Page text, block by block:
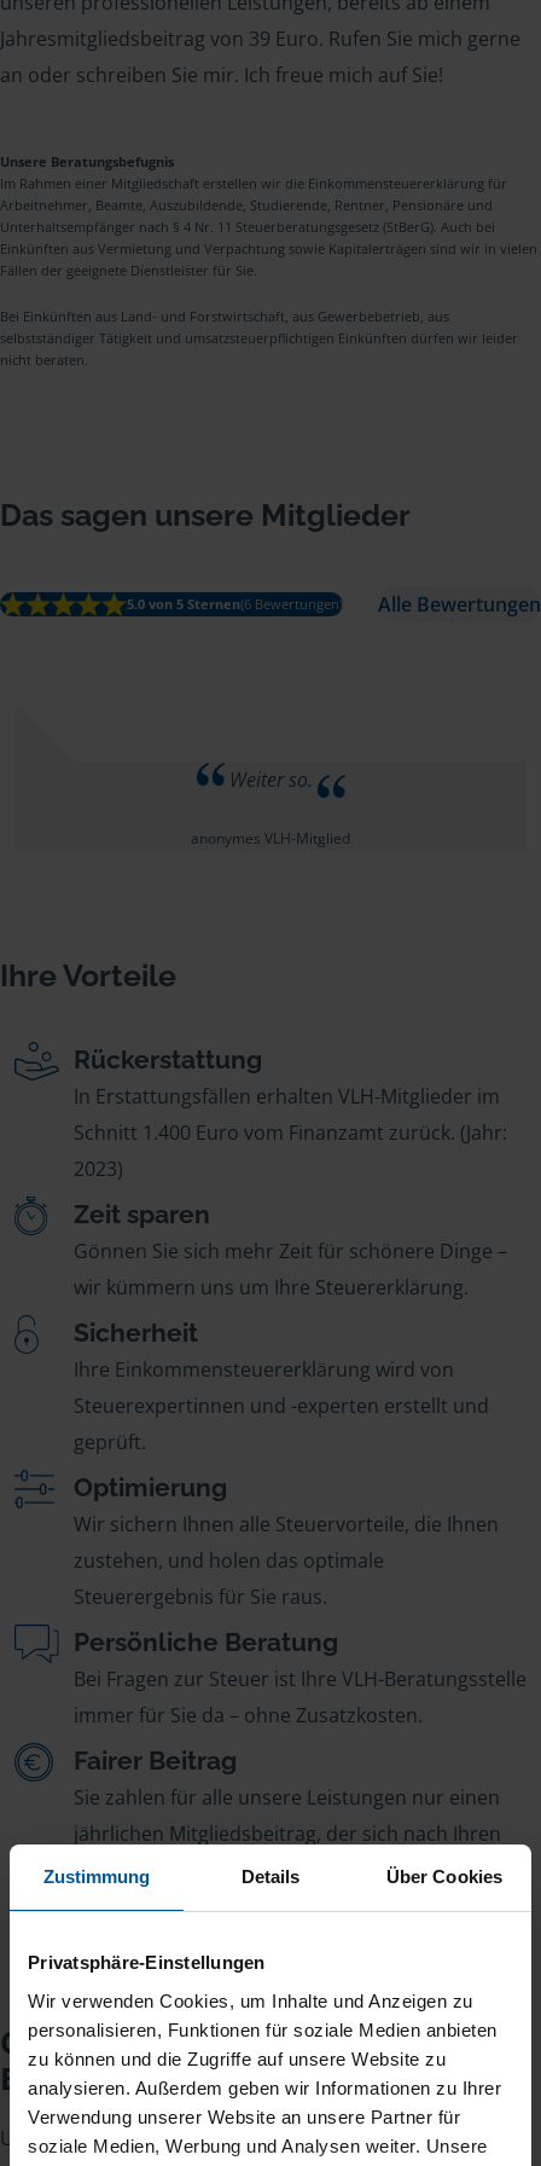
Zustimmung Details Über Cookies
Privatsphäre-Einstellungen
Wir verwenden Cookies, um Inhalte und Anzeigen zu
personalisieren, Funktionen für soziale Medien anbieten
zu können und die Zugriffe auf unsere Website zu
analysieren. Außerdem geben wir Informationen zu Ihrer
Verwendung unserer Website an unsere Partner für
soziale Medien, Werbung und Analysen weiter. Unsere
Jahresmitgliedsbeitrag von 39 Euro. Rufen Sie mich gerne
an oder schreiben Sie mir. Ich freue mich auf Sie!
Unsere Beratungsbefugnis
Im Rahmen einer Mitgliedschaft erstellen wir die Einkommensteuererklärung für
Arbeitnehmer, Beamte, Auszubildende, Studierende, Rentner, Pensionäre und
Unterhaltsempfänger nach § 4 Nr. 11 Steuerberatungsgesetz (StBerG). Auch bei
Einkünften aus Vermietung und Verpachtung sowie Kapitalerträgen sind wir in vielen
Fällen der geeignete Dienstleister für Sie.
Bei Einkünften aus Land- und Forstwirtschaft, aus Gewerbebetrieb, aus
selbstständiger Tätigkeit und umsatzsteuerpflichtigen Einkünften dürfen wir leider
nicht beraten.
Das sagen unsere Mitglieder
5.0 von 5 Sternen(6 Bewertungen) Alle Bewertungen
Weiter so.
anonymes VLH-Mitglied
Ihre Vorteile
Rückerstattung
In Erstattungsfällen erhalten VLH-Mitglieder im
Schnitt 1.400 Euro vom Finanzamt zurück. (Jahr:
2023)
Zeit sparen
Gönnen Sie sich mehr Zeit für schönere Dinge –
wir kümmern uns um Ihre Steuererklärung.
Sicherheit
Ihre Einkommensteuererklärung wird von
Steuerexpertinnen und -experten erstellt und
geprüft.
Optimierung
Wir sichern Ihnen alle Steuervorteile, die Ihnen
zustehen, und holen das optimale
Steuerergebnis für Sie raus.
Persönliche Beratung
Bei Fragen zur Steuer ist Ihre VLH-Beratungsstelle
immer für Sie da – ohne Zusatzkosten.
Fairer Beitrag
Sie zahlen für alle unsere Leistungen nur einen
jährlichen Mitgliedsbeitrag, der sich nach Ihren
Jahreseinnahmen richtet.
Checkliste für Ihr
Beratungsgespräch
Um Ihre Steuererklärung erstellen zu können, benötigen